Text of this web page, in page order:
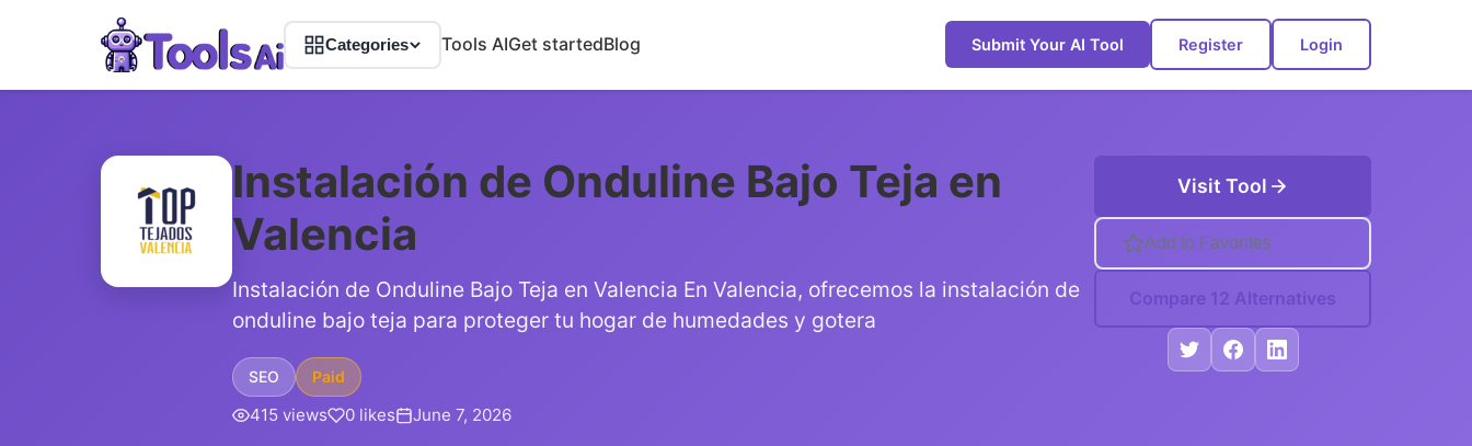
Categories Tools AIGet startedBlog Submit Your AI Tool Register Login
Instalación de Onduline Bajo Teja en
Valencia
Instalación de Onduline Bajo Teja en Valencia En Valencia, ofrecemos la instalación de
onduline bajo teja para proteger tu hogar de humedades y gotera
SEO Paid
415 views 0 likes June 7, 2026
Visit Tool
Add to Favorites
Compare 12 Alternatives